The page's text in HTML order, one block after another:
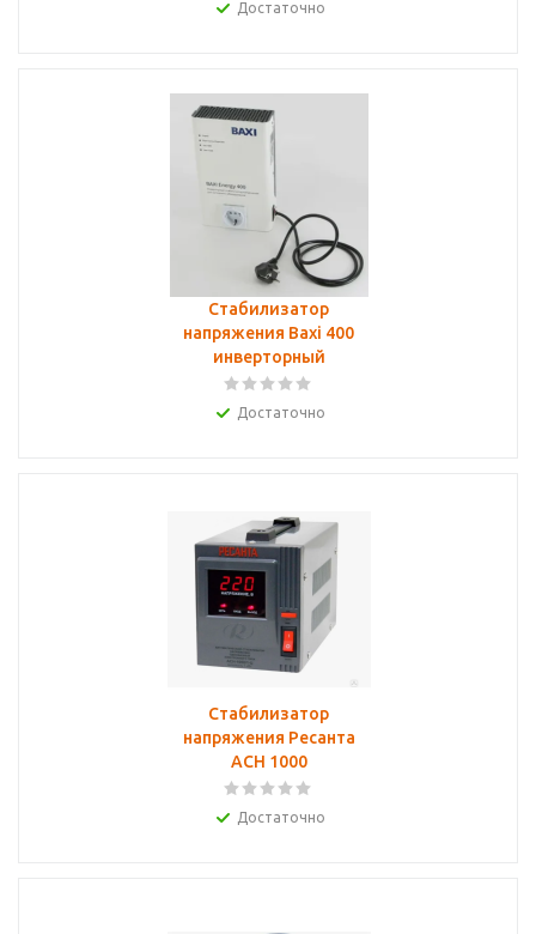
Достаточно
Стабилизатор
напряжения Baxi 400
инверторный
Достаточно
Стабилизатор
напряжения Ресанта
АСН 1000
Достаточно